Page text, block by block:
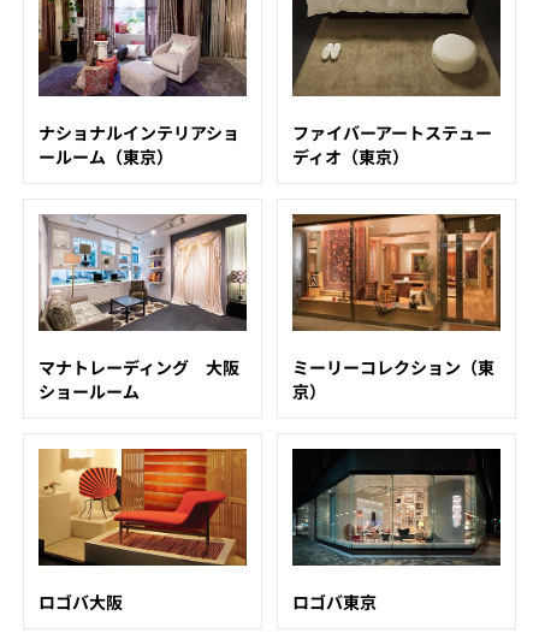
ナショナルインテリアショ
ールーム（東京）
ファイバーアートステュー
ディオ（東京）
マナトレーディング 大阪
ショールーム
ミーリーコレクション（東
京）
ロゴバ大阪 ロゴバ東京